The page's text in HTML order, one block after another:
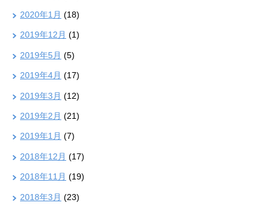
2020年1月 (18)
2019年12月 (1)
2019年5月 (5)
2019年4月 (17)
2019年3月 (12)
2019年2月 (21)
2019年1月 (7)
2018年12月 (17)
2018年11月 (19)
2018年3月 (23)